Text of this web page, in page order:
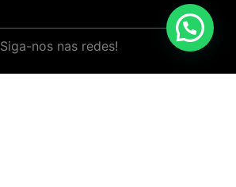
Siga-nos nas redes!